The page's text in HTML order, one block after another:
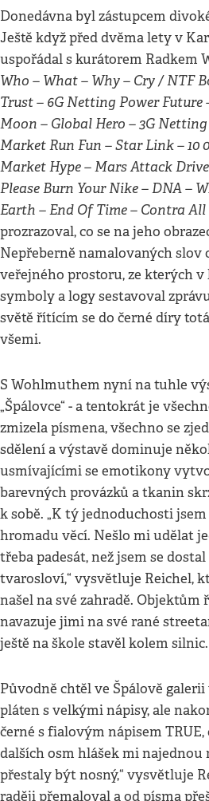
Donedávna byl zástupcem
Ještě když před dvěma lety v
uspořádal s kurátorem Radkem
Who – What – Why – Cry / NTF
Trust – 6G Netting Power Future
Moon – Global Hero – 3G
Market Run Fun – Star Link – 10
Market Hype – Mars Attack
Please Burn Your Nike – DNA –
Earth – End Of Time – Contra All
prozrazoval, co se na jeho
Nepřeberně namalovaných slov
veřejného prostoru, ze kterých
symboly a logy sestavoval
světě řítícím se do černé díry
všemi.
S Wohlmuthem nyní na tuhle
„Špálovce“ - a tentokrát je
zmizela písmena, všechno se
sdělení a výstavě dominuje
usmívajícími se emotikony
barevných provázků a tkanin
k sobě. „K tý jednoduchosti
hromadu věcí. Nešlo mi udělat
třeba padesát, než jsem se
tvarosloví,“ vysvětluje Reichel,
našel na své zahradě. Objektům
navazuje jimi na své rané
ještě na škole stavěl kolem silnic.
Původně chtěl ve Špálově
pláten s velkými nápisy, ale
černé s fialovým nápisem TRUE,
dalších osm hlášek mi najednou
přestaly být nosný,“ vysvětluje
raději přemaloval a od písma